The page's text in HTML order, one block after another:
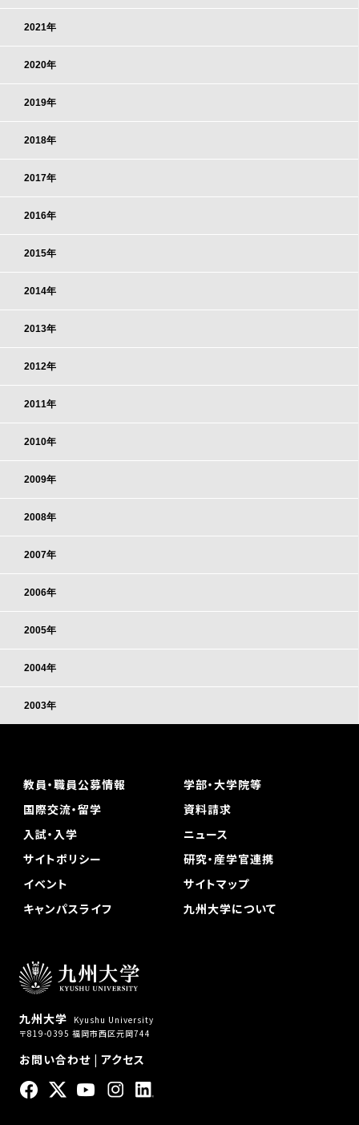
2021年
2020年
2019年
2018年
2017年
2016年
2015年
2014年
2013年
2012年
2011年
2010年
2009年
2008年
2007年
2006年
2005年
2004年
2003年
九州大学
Kyushu University
〒819-0395 福岡市西区元岡744
お問い合わせ| アクセス
教員・職員公募情報
学部・大学院等
国際交流・留学
資料請求
入試・入学
ニュース
サイトポリシー
研究・産学官連携
イベント
サイトマップ
キャンパスライフ
九州大学について